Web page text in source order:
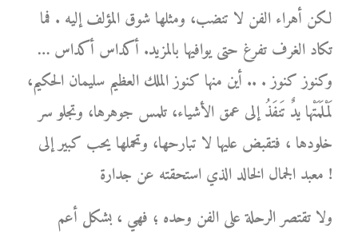
لكن أهراء الفن لا تنضب، ومثلها شوق المؤلف إليه . فما
تكاد الغرف تفرغ حتى يوافيها بالمزيد. أكداس أكداس …
وكنوز كنوز . .. أين منها كنوز الملك العظيم سليمان الحكيم،
لَمْلَمَتْها يدٌ تَنفَذُ إلى عمق الأشياء، تلمس جوهرها، وتجلو سر
خلودها ، فتقبض عليها لا تبارحها، وتحملها يحب كبير إلى
معبد الجمال الخالد الذي استحقته عن جدارة !
ولا تقتصر الرحلة على الفن وحده ؛ فهي ، بشكل أعم